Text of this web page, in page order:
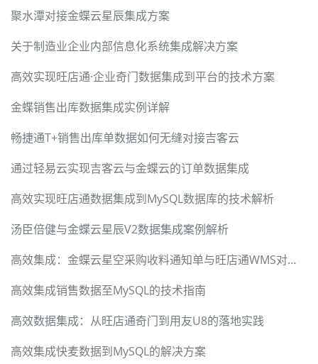
聚水潭对接金蝶云星辰集成方案
关于制造业企业内部信息化系统集成解决方案
高效实现旺店通·企业奇门数据集成到平台的技术方案
金蝶销售出库数据集成实例详解
畅捷通T+销售出库单数据如何无缝对接吉客云
通过轻易云实现吉客云与金蝶云的订单数据集成
高效实现旺店通数据集成到MySQL数据库的技术解析
汤臣倍健与金蝶云星辰V2数据集成案例解析
高效集成：金蝶云星空采购收料通知单与旺店通WMS对接方案
高效集成销售数据至MySQL的技术指南
高效数据集成：从旺店通奇门到用友U8的落地实践
高效集成快麦数据到MySQL的解决方案